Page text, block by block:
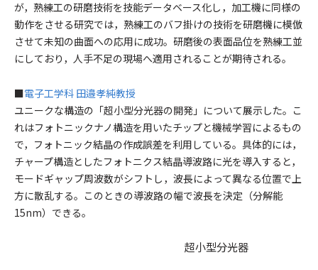
が，熟練工の研磨技術を技能データベース化し，加工機に同様の
動作をさせる研究では，熟練工のバフ掛けの技術を研磨機に模倣
させて未知の曲面への応用に成功。研磨後の表面品位を熟練工並
にしており，人手不足の現場へ適用されることが期待される。
■電子工学科 田邉孝純教授
ユニークな構造の「超小型分光器の開発」について展示した。こ
れはフォトニックナノ構造を用いたチップと機械学習によるもの
で，フォトニック結晶の作成誤差を利用している。具体的には，
チャープ構造としたフォトニクス結晶導波路に光を導入すると，
モードギャップ周波数がシフトし，波長によって異なる位置で上
方に散乱する。このときの導波路の幅で波長を決定（分解能
15nm）できる。
超小型分光器